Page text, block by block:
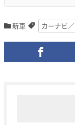
新車 カーナビ